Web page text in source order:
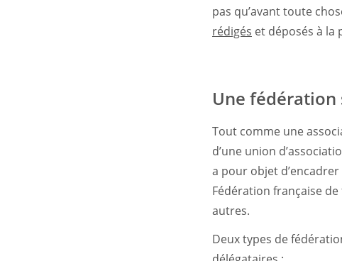
pas qu’avant toute
rédigés et déposés à la
Une fédération
Tout comme une
d’une union
a pour objet
Fédération française de
autres.
Deux types de